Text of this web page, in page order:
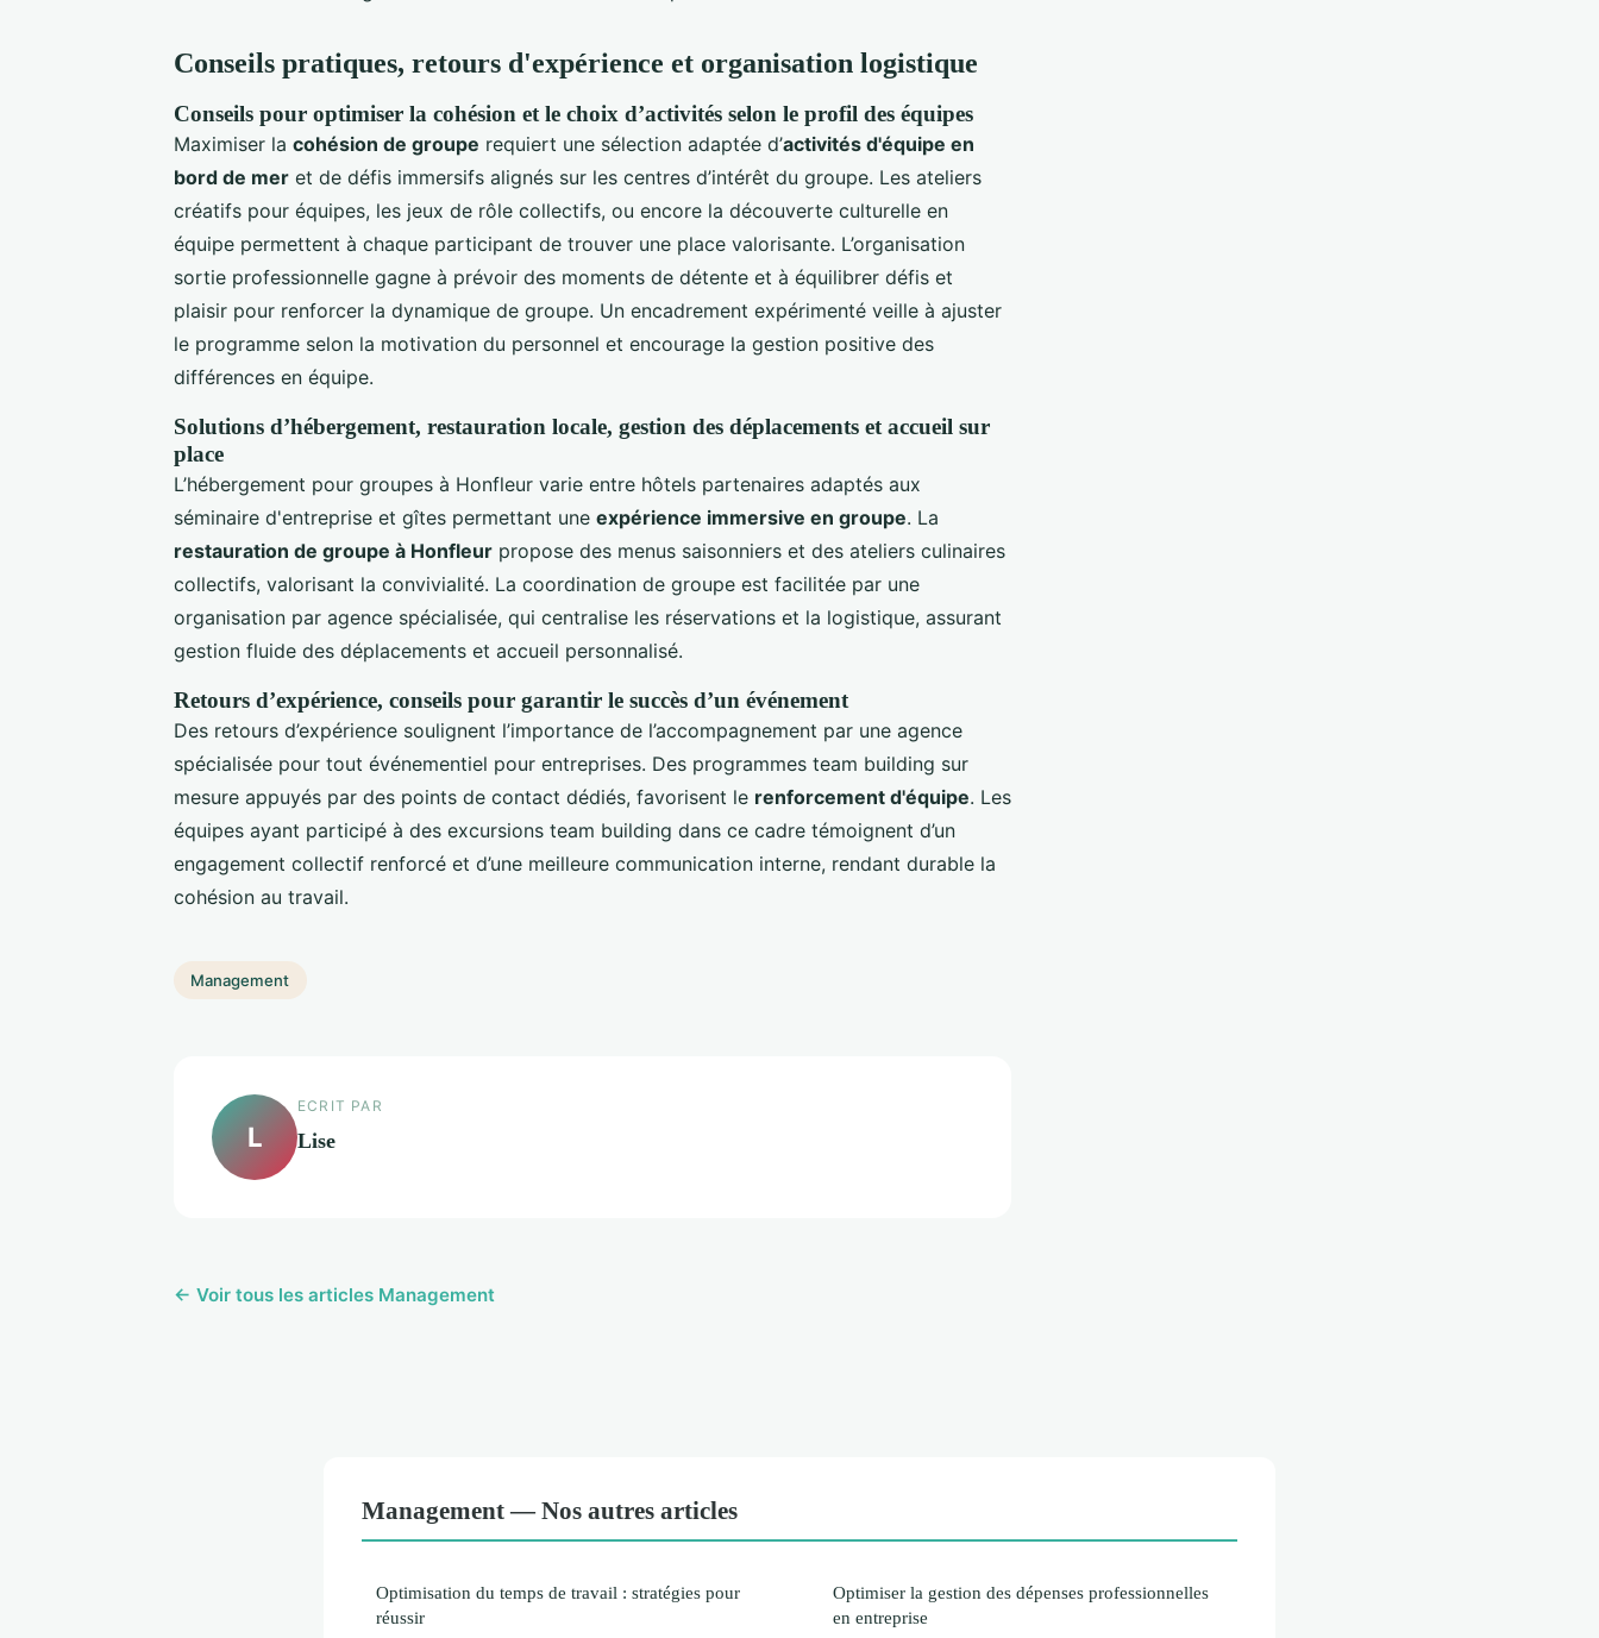
Conseils pratiques, retours d'expérience et organisation logistique
Conseils pour optimiser la cohésion et le choix d’activités selon le profil des équipes
Maximiser la cohésion de groupe requiert une sélection adaptée d’activités d'équipe en
bord de mer et de défis immersifs alignés sur les centres d’intérêt du groupe. Les ateliers
créatifs pour équipes, les jeux de rôle collectifs, ou encore la découverte culturelle en
équipe permettent à chaque participant de trouver une place valorisante. L’organisation
sortie professionnelle gagne à prévoir des moments de détente et à équilibrer défis et
plaisir pour renforcer la dynamique de groupe. Un encadrement expérimenté veille à ajuster
le programme selon la motivation du personnel et encourage la gestion positive des
différences en équipe.
Solutions d’hébergement, restauration locale, gestion des déplacements et accueil sur
place
L’hébergement pour groupes à Honfleur varie entre hôtels partenaires adaptés aux
séminaire d'entreprise et gîtes permettant une expérience immersive en groupe. La
restauration de groupe à Honfleur propose des menus saisonniers et des ateliers culinaires
collectifs, valorisant la convivialité. La coordination de groupe est facilitée par une
organisation par agence spécialisée, qui centralise les réservations et la logistique, assurant
gestion fluide des déplacements et accueil personnalisé.
Retours d’expérience, conseils pour garantir le succès d’un événement
Des retours d’expérience soulignent l’importance de l’accompagnement par une agence
spécialisée pour tout événementiel pour entreprises. Des programmes team building sur
mesure appuyés par des points de contact dédiés, favorisent le renforcement d'équipe. Les
équipes ayant participé à des excursions team building dans ce cadre témoignent d’un
engagement collectif renforcé et d’une meilleure communication interne, rendant durable la
cohésion au travail.
Management
L
ECRIT PAR
Lise
← Voir tous les articles Management
Management — Nos autres articles
Optimisation du temps de travail : stratégies pour
réussir
Optimiser la gestion des dépenses professionnelles
en entreprise